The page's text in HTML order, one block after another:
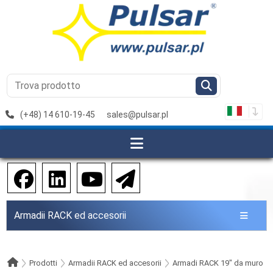
(+48) 14 610-19-45 sales@pulsar.pl
Armadii RACK ed accesorii
Prodotti Armadii RACK ed accesorii Armadi RACK 19" da muro